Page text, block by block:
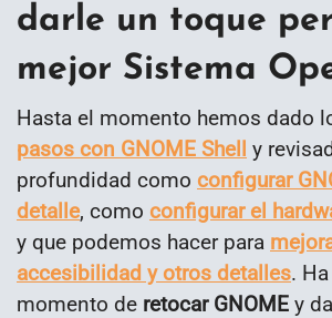
darle un toque
mejor Sistema
Hasta el momento hemos dado
pasos con GNOME Shell y
profundidad como configurar
detalle, como configurar el
y que podemos hacer para
accesibilidad y otros detalles.
momento de retocar GNOME y